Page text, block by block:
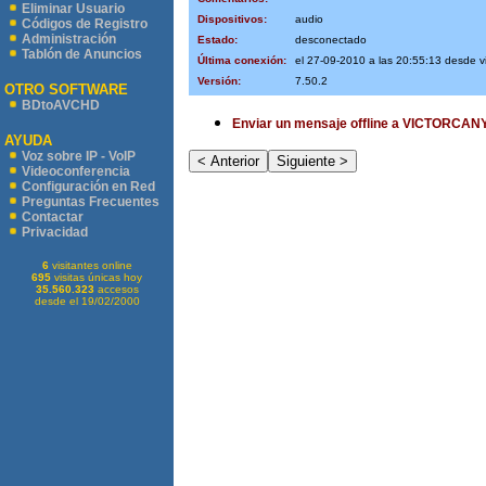
Eliminar Usuario
Códigos de Registro
Administración
Tablón de Anuncios
OTRO SOFTWARE
BDtoAVCHD
AYUDA
Voz sobre IP - VoIP
Videoconferencia
Configuración en Red
Preguntas Frecuentes
Contactar
Privacidad
6visitantes online
695 visitas únicas hoy
35.560.323 accesos
desde el 19/02/2000
Dispositivos:
audio
Estado:
desconectado
Última conexión:
el 27-09-2010 a las 20:55:13 desde
Versión:
7.50.2
Enviar un mensaje offline a